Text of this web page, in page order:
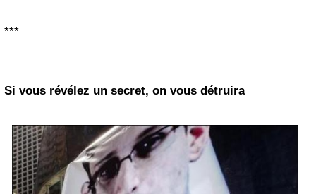
***
Si vous révélez un secret, on vous détruira